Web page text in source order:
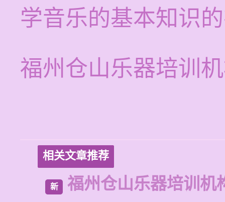
学音乐的基本知识
福州仓山乐器培训
相关文章推荐
新 福州仓山乐器培训机